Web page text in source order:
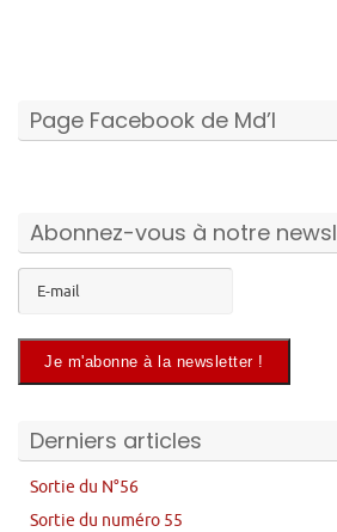
Page Facebook de Md’I
Abonnez-vous à notre
Derniers articles
Sortie du N°56
Sortie du numéro 55